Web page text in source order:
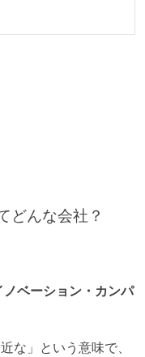
どんな会社？
ベーション・カンパ
な」という意味で、